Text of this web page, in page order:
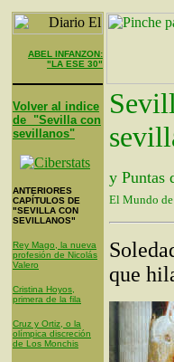
ABEL INFANZON:
"LA ESE 30"
Volver al indice
de "Sevilla con
sevillanos"
ANTERIORES
CAPÍTULOS DE
"SEVILLA CON
SEVILLANOS"
Rey Mago, la nueva
profesión de Nicolás
Valero
Cristina Hoyos,
primera de la fila
Cruz y Ortiz, o la
olímpica discreción
de Los Monchis
y Puntas
El Mundo
que